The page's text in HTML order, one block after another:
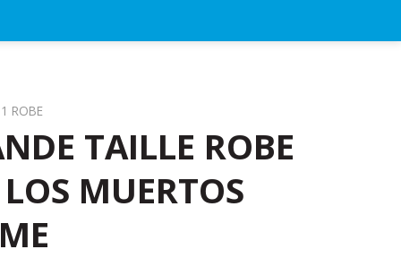
1 ROBE
TAILLE ROBE
MUERTOS